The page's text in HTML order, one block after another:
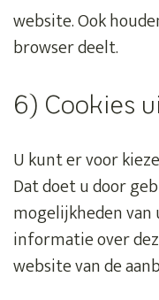
website. Ook
browser deelt.
6) Cookies
U kunt er voor
Dat doet u door
mogelijkheden
informatie over
website van de